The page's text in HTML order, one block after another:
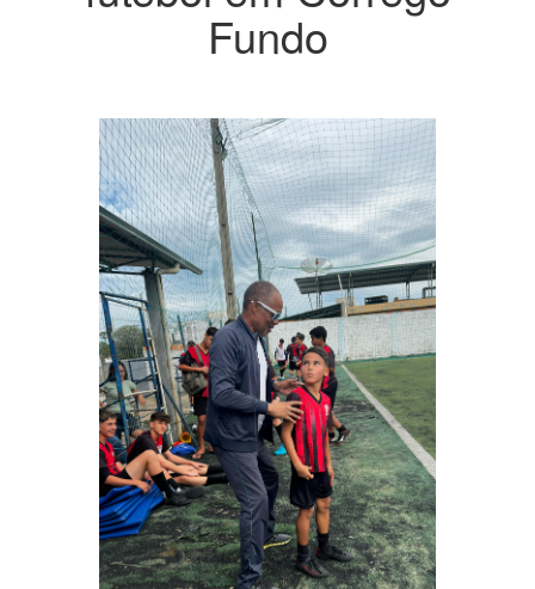
Fundo